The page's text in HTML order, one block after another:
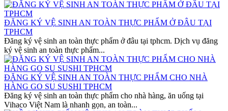
ĐĂNG KÝ VỆ SINH AN TOÀN THỰC PHẨM Ở ĐÂU TẠI
TPHCM
Đăng ký vệ sinh an toàn thực phẩm ở đâu tại tphcm. Dịch vụ đăng
ký vệ sinh an toàn thực phẩm...
ĐĂNG KÝ VỆ SINH AN TOÀN THỰC PHẨM CHO NHÀ
HÀNG GO SU SUSHI TPHCM
Đăng ký vệ sinh an toàn thực phẩm cho nhà hàng, ăn uống tại
Vihaco Việt Nam là nhanh gọn, an toàn...